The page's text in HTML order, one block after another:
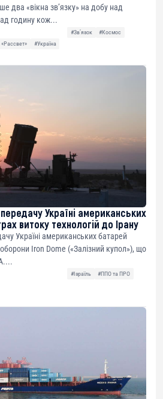
два «вікна зв’язку» на добу над
годину кож...
#Звʼязок
#Космос
#Україна
Україні американських
витоку технологій до Ірану
Україні американських батарей
Iron Dome («Залізний купол»), що
#Ізраїль
#ППО та ПРО